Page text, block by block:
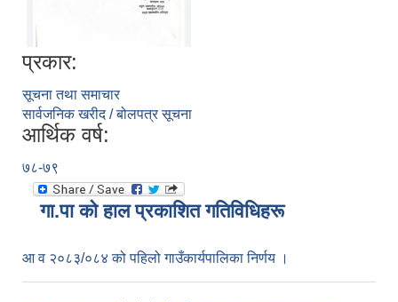
प्रकार:
सूचना तथा समाचार
सार्वजनिक खरीद / बोलपत्र सूचना
आर्थिक वर्ष:
७८-७९
गा.पा काे हाल प्रकाशित गतिविधिहरू
आ व २०८३/०८४ को पहिलो गाउँकार्यपालिका निर्णय ।